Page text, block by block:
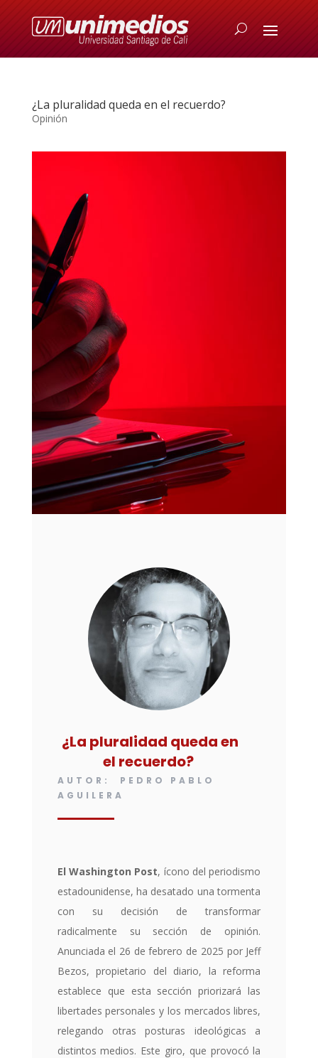
¿La pluralidad queda en el recuerdo?
Opinión
¿La pluralidad queda en
el recuerdo?
AUTOR: PEDRO PABLO
AGUILERA
El Washington Post, ícono del periodismo
estadounidense, ha desatado una tormenta
con su decisión de transformar
radicalmente su sección de opinión.
Anunciada el 26 de febrero de 2025 por Jeff
Bezos, propietario del diario, la reforma
establece que esta sección priorizará las
libertades personales y los mercados libres,
relegando otras posturas ideológicas a
distintos medios. Este giro, que provocó la